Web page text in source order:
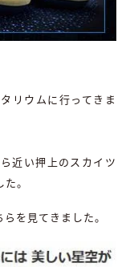
リウムに行ってきま
近い押上のスカイツ
。
を見てきました。